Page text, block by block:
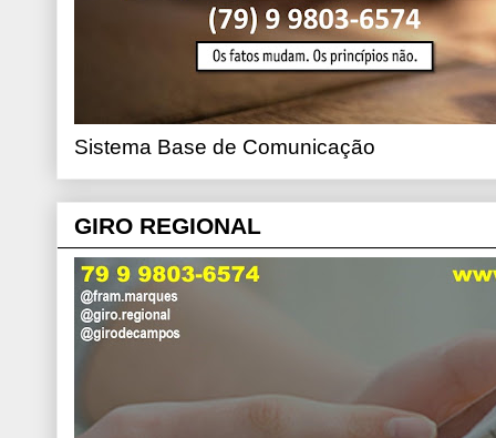
Sistema Base de Comunicação
GIRO REGIONAL